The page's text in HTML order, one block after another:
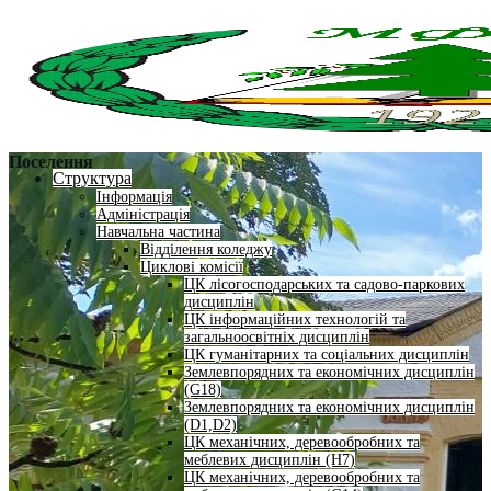
Структура
Інформація
Адміністрація
Навчальна частина
Відділення коледжу
Циклові комісії
ЦК лісогосподарських та садово-паркових
дисциплін
ЦК інформаційних технологій та
загальноосвітніх дисциплін
ЦК гуманітарних та соціальних дисциплін
Землевпорядних та економічних дисциплін
(G18)
Землевпорядних та економічних дисциплін
(D1,D2)
ЦК механічних, деревообробних та
меблевих дисциплін (H7)
ЦК механічних, деревообробних та
Поселення